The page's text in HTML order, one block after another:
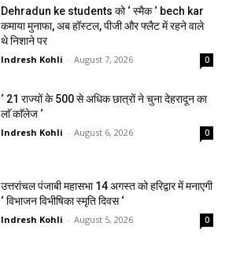
Dehradun ke students को ‘ स्मैक ‘ bech kar
कमाया मुनाफा, अब हॉस्टल, पीजी और फ्लैट में रहने वाले
थे निशाने पर
Indresh Kohli - August 7, 2026 0
‘ 21 राज्यों के 500 से अधिक छात्रों ने चुना देहरादून का
लाॅ काॅलेज ‘
Indresh Kohli - August 6, 2026 0
उत्तरांचल पंजाबी महासभा 14 अगस्त को हरिद्वार में मनाएगी
‘ विभाजन विभीषिका स्मृति दिवस ‘
Indresh Kohli - August 5, 2026 0